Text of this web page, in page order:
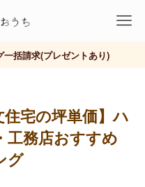
一括請求(プレゼントあり)
住宅の坪単価】ハ
工務店おすすめ
グ
工務店